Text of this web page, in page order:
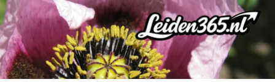
Skip
to
primary
content